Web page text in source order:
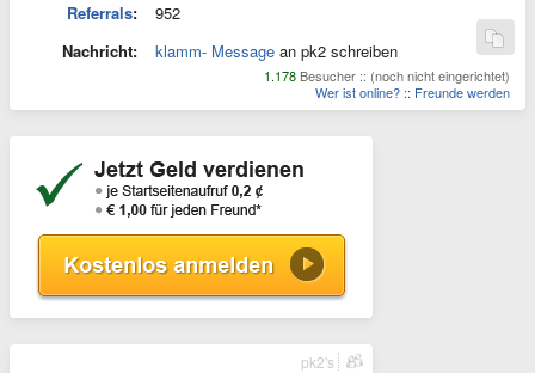
Referrals:
952
Nachricht:
klamm- Message an pk2 schreiben
1.178 Besucher :: (noch nicht eingerichtet)
Wer ist online? :: Freunde werden
pk2's